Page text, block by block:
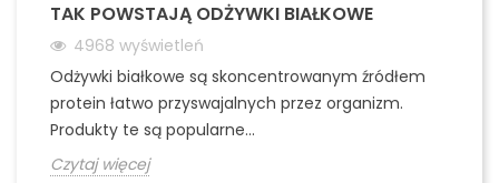
TAK POWSTAJĄ ODŻYWKI BIAŁKOWE
4968 wyświetleń
Odżywki białkowe są skoncentrowanym źródłem
protein łatwo przyswajalnych przez organizm.
Produkty te są popularne...
Czytaj więcej